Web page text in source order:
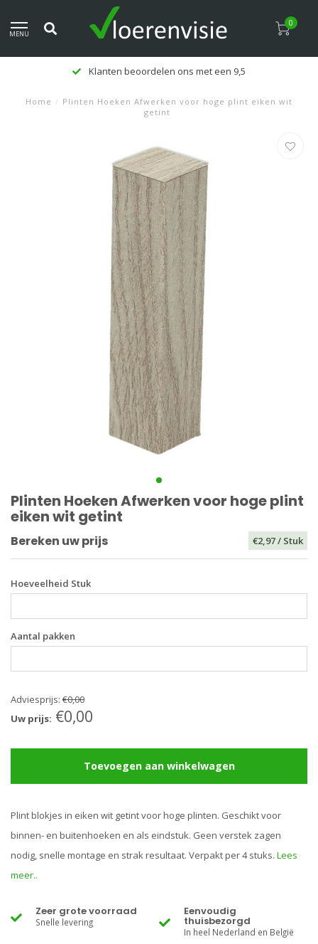
MENU
0
Klanten beoordelen ons met een 9,5
Home / Plinten Hoeken Afwerken voor hoge plint eiken wit
getint
Plinten Hoeken Afwerken voor hoge plint
eiken wit getint
Bereken uw prijs €2,97/ Stuk
Hoeveelheid Stuk
Aantal pakken
Adviesprijs: €0,00
Uw prijs: €0,00
Toevoegen aan winkelwagen
Plint blokjes in eiken wit getint voor hoge plinten. Geschikt voor
binnen- en buitenhoeken en als eindstuk. Geen verstek zagen
nodig, snelle montage en strak resultaat. Verpakt per 4 stuks. Lees
meer..
Zeer grote voorraad
Snelle levering
Eenvoudig
thuisbezorgd
In heel Nederland en België